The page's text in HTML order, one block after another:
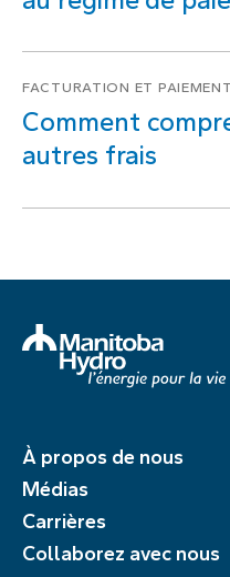
FACTURATION ET PAIEMENT
Comment
autres frais
À propos de nous
Médias
Carrières
Collaborez avec nous